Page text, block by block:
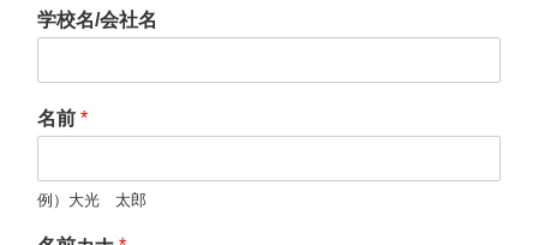
学校名/会社名
名前 *
例）大光 太郎